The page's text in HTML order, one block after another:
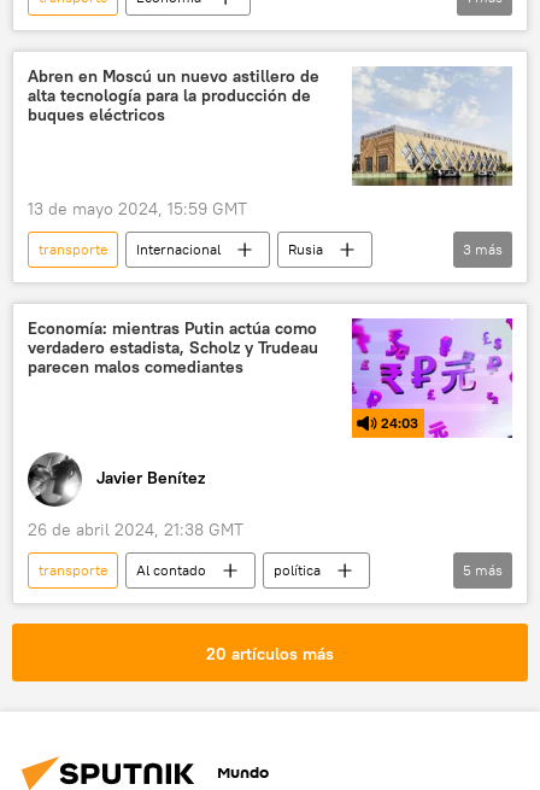
Asociación Internacional de Transporte Aéreo (IATA)
Abren en Moscú un nuevo astillero de
alta tecnología para la producción de
buques eléctricos
13 de mayo 2024, 15:59 GMT
transporte Internacional
Rusia
Moscú
🌍 Europa
transporte urbano
3 más
Economía: mientras Putin actúa como
verdadero estadista, Scholz y Trudeau
parecen malos comediantes
24:03
Javier Benítez
26 de abril 2024, 21:38 GMT
transporte Al contado
política
Rusia
EEUU
Vladímir Putin
5 más
20 artículos más
Mundo